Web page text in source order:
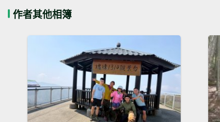
作者其他相簿